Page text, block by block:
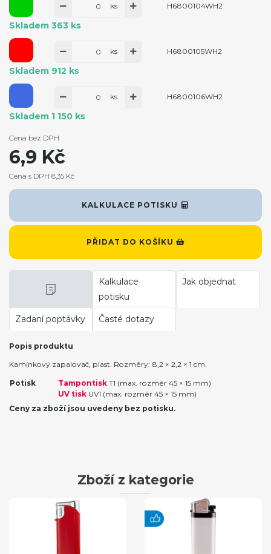
Skladem 363 ks
ks H6800104WH2
Skladem 912 ks
ks H6800105WH2
Skladem 1 150 ks
ks H6800106WH2
KALKULACE POTISKU
PŘIDAT DO KOŠÍKU
Cena bez DPH
6,9 Kč
Cena s DPH 8,35 Kč
Kalkulace
potisku
Jak objednat
Zadaní poptávky Časté dotazy
Popis produktu
Kamínkový zapalovač, plast. Rozměry: 8,2 × 2,2 × 1 cm.
Potisk Tampontisk T1 (max. rozměr 45 × 15 mm)
UV tisk UV1 (max. rozměr 45 × 15 mm)
Ceny za zboží jsou uvedeny bez potisku.
Zboží z kategorie